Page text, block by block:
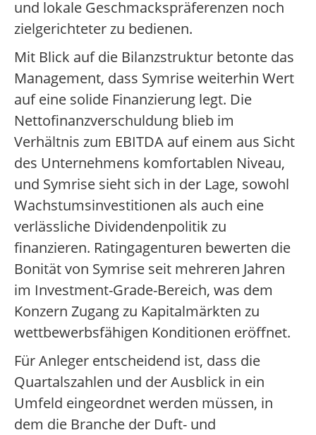
und lokale Geschmackspräferenzen noch
zielgerichteter zu bedienen.
Mit Blick auf die Bilanzstruktur betonte das
Management, dass Symrise weiterhin Wert
auf eine solide Finanzierung legt. Die
Nettofinanzverschuldung blieb im
Verhältnis zum EBITDA auf einem aus Sicht
des Unternehmens komfortablen Niveau,
und Symrise sieht sich in der Lage, sowohl
Wachstumsinvestitionen als auch eine
verlässliche Dividendenpolitik zu
finanzieren. Ratingagenturen bewerten die
Bonität von Symrise seit mehreren Jahren
im Investment-Grade-Bereich, was dem
Konzern Zugang zu Kapitalmärkten zu
wettbewerbsfähigen Konditionen eröffnet.
Für Anleger entscheidend ist, dass die
Quartalszahlen und der Ausblick in ein
Umfeld eingeordnet werden müssen, in
dem die Branche der Duft- und